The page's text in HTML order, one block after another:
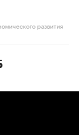
развития